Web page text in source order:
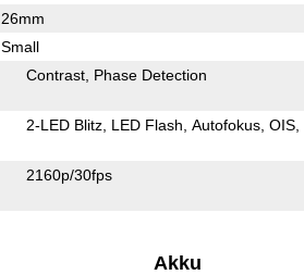
26mm
Small
Contrast Phase Detection
2-LED Blitz LED Flash Autofokus OIS
2160p/30fps
Akku